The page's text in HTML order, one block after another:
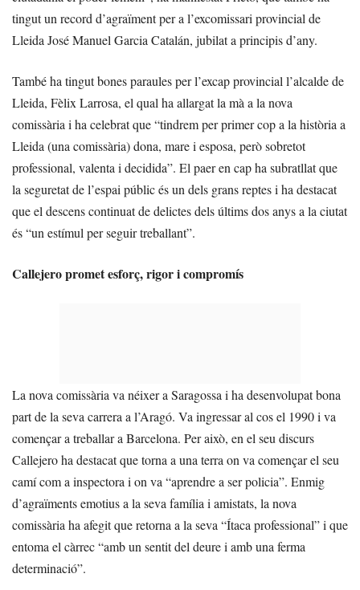
tingut un record d’agraïment per a l’excomissari provincial de
Lleida José Manuel Garcia Catalán, jubilat a principis d’any.
També ha tingut bones paraules per l’excap provincial l’alcalde de
Lleida, Fèlix Larrosa, el qual ha allargat la mà a la nova
comissària i ha celebrat que “tindrem per primer cop a la història a
Lleida (una comissària) dona, mare i esposa, però sobretot
professional, valenta i decidida”. El paer en cap ha subratllat que
la seguretat de l’espai públic és un dels grans reptes i ha destacat
que el descens continuat de delictes dels últims dos anys a la ciutat
és “un estímul per seguir treballant”.
Callejero promet esforç, rigor i compromís
La nova comissària va néixer a Saragossa i ha desenvolupat bona
part de la seva carrera a l’Aragó. Va ingressar al cos el 1990 i va
començar a treballar a Barcelona. Per això, en el seu discurs
Callejero ha destacat que torna a una terra on va començar el seu
camí com a inspectora i on va “aprendre a ser policia”. Enmig
d’agraïments emotius a la seva família i amistats, la nova
comissària ha afegit que retorna a la seva “Ítaca professional” i que
entoma el càrrec “amb un sentit del deure i amb una ferma
determinació”.